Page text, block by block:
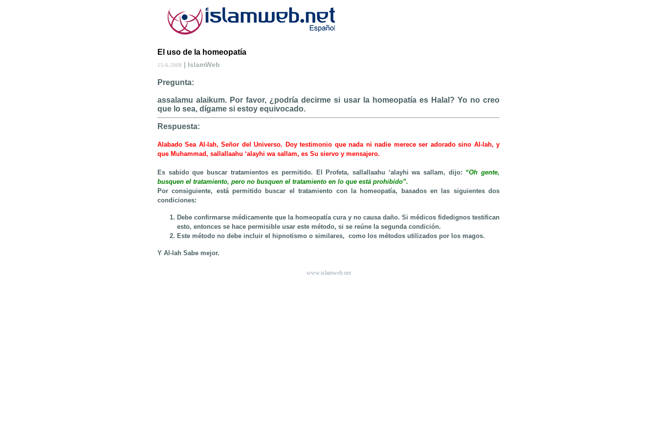
El uso de la homeopatía
15-6-2008 | IslamWeb
Pregunta:
assalamu alaikum. Por favor, ¿podría decirme si usar la homeopatía es Halal? Yo no creo
que lo sea, dígame si estoy equivocado.
Respuesta:
Alabado Sea Al-lah, Señor del Universo. Doy testimonio que nada ni nadie merece ser adorado sino Al-lah, y
que Muhammad, sallallaahu ‘alayhi wa sallam, es Su siervo y mensajero.
Es sabido que buscar tratamientos es permitido. El Profeta, sallallaahu ‘alayhi wa sallam, dijo: “Oh gente,
busquen el tratamiento, pero no busquen el tratamiento en lo que está prohibido”.
Por consiguiente, está permitido buscar el tratamiento con la homeopatía, basados en las siguientes dos
condiciones:
Debe confirmarse médicamente que la homeopatía cura y no causa daño. Si médicos fidedignos testifican
esto, entonces se hace permisible usar este método, si se reúne la segunda condición.
Este método no debe incluir el hipnotismo o similares, como los métodos utilizados por los magos.
Y Al-lah Sabe mejor.
www.islamweb.net